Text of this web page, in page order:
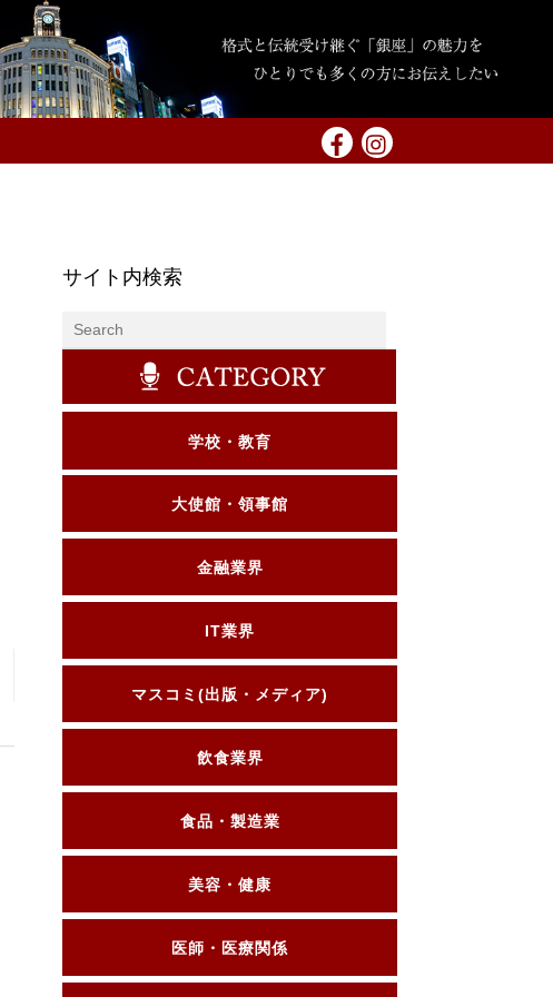
サイト内検索
学校・教育
大使館・領事館
金融業界
IT業界
マスコミ(出版・メディア)
飲食業界
食品・製造業
美容・健康
医師・医療関係